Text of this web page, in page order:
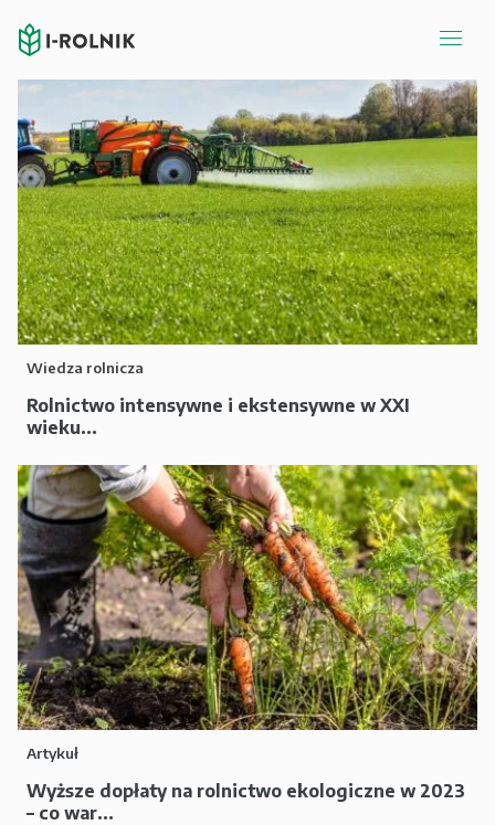
Wiedza rolnicza
Rolnictwo intensywne i ekstensywne w XXI
wieku...
Artykuł
Wyższe dopłaty na rolnictwo ekologiczne w 2023
– co war...